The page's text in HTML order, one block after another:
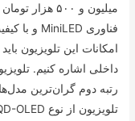
میلیون و ۵۰۰
امکانات این تلویزیون